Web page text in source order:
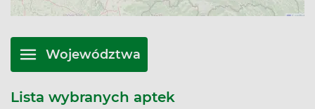
Województwa
Lista wybranych aptek